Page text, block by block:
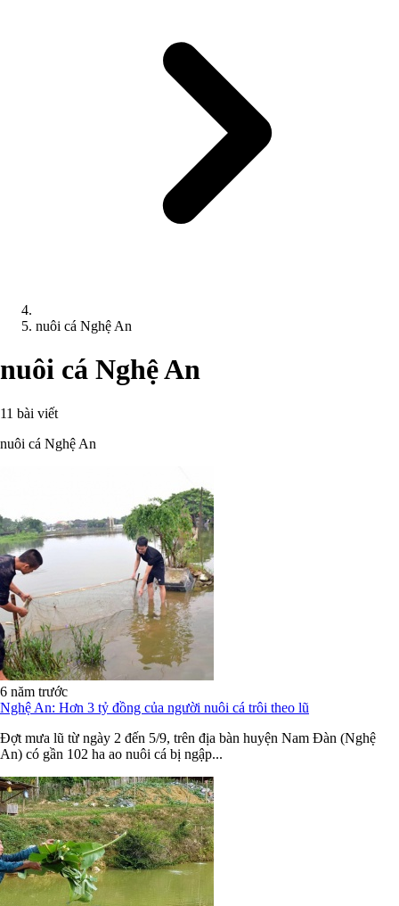
nuôi cá Nghệ An
nuôi cá Nghệ An
11 bài viết
nuôi cá Nghệ An
6 năm trước
Nghệ An: Hơn 3 tỷ đồng của người nuôi cá trôi theo lũ
Đợt mưa lũ từ ngày 2 đến 5/9, trên địa bàn huyện Nam Đàn (Nghệ
An) có gần 102 ha ao nuôi cá bị ngập...